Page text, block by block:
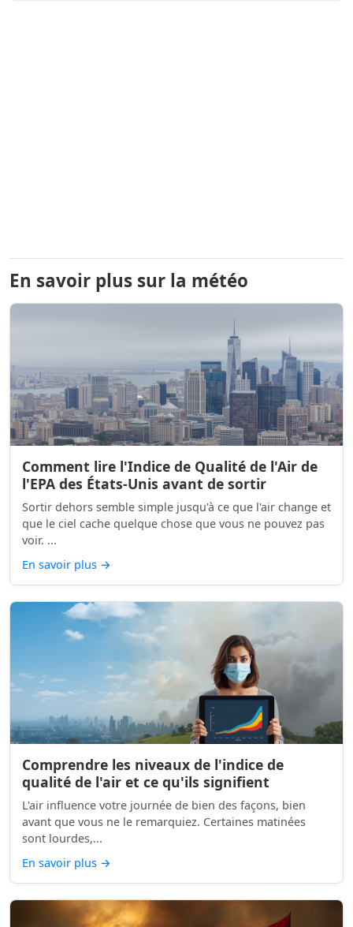
En savoir plus sur la météo
Comment lire l'Indice de Qualité de l'Air de
l'EPA des États-Unis avant de sortir
Sortir dehors semble simple jusqu'à ce que l'air change et
que le ciel cache quelque chose que vous ne pouvez pas
voir. ...
En savoir plus →
Comprendre les niveaux de l'indice de
qualité de l'air et ce qu'ils signifient
L'air influence votre journée de bien des façons, bien
avant que vous ne le remarquiez. Certaines matinées
sont lourdes,...
En savoir plus →